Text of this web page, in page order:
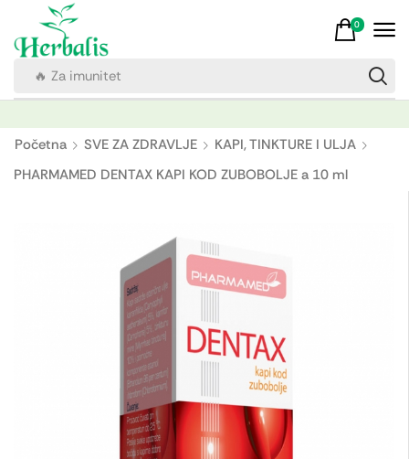
🔥 Za imunitet
0
Početna SVE ZA ZDRAVLJE
KAPI, TINKTURE I ULJA
PHARMAMED DENTAX KAPI KOD ZUBOBOLJE a 10 ml